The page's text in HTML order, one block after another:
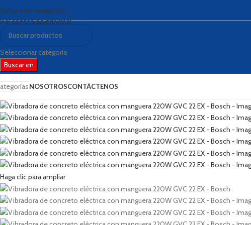
Saltar a la navegación
Ir al contenido principal
Seleccionar categoría
Buscar en
NOSOTROSCONTÁCTENOS
Haga clic para ampliar